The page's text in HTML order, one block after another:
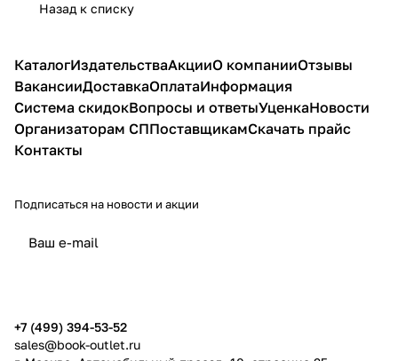
Назад к списку
КаталогИздательстваАкцииО компанииОтзывы
ВакансииДоставкаОплатаИнформация
Система скидокВопросы и ответыУценкаНовости
Организаторам СППоставщикамСкачать прайс
Контакты
Подписаться на новости и акции
+7 (499) 394-53-52
sales@book-outlet.ru